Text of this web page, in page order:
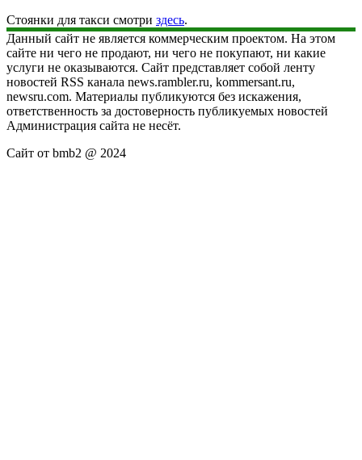
Стоянки для такси смотри здесь.
Данный сайт не является коммерческим проектом. На этом
сайте ни чего не продают, ни чего не покупают, ни какие
услуги не оказываются. Сайт представляет собой ленту
новостей RSS канала news.rambler.ru, kommersant.ru,
newsru.com. Материалы публикуются без искажения,
ответственность за достоверность публикуемых новостей
Администрация сайта не несёт.
Сайт от bmb2 @ 2024